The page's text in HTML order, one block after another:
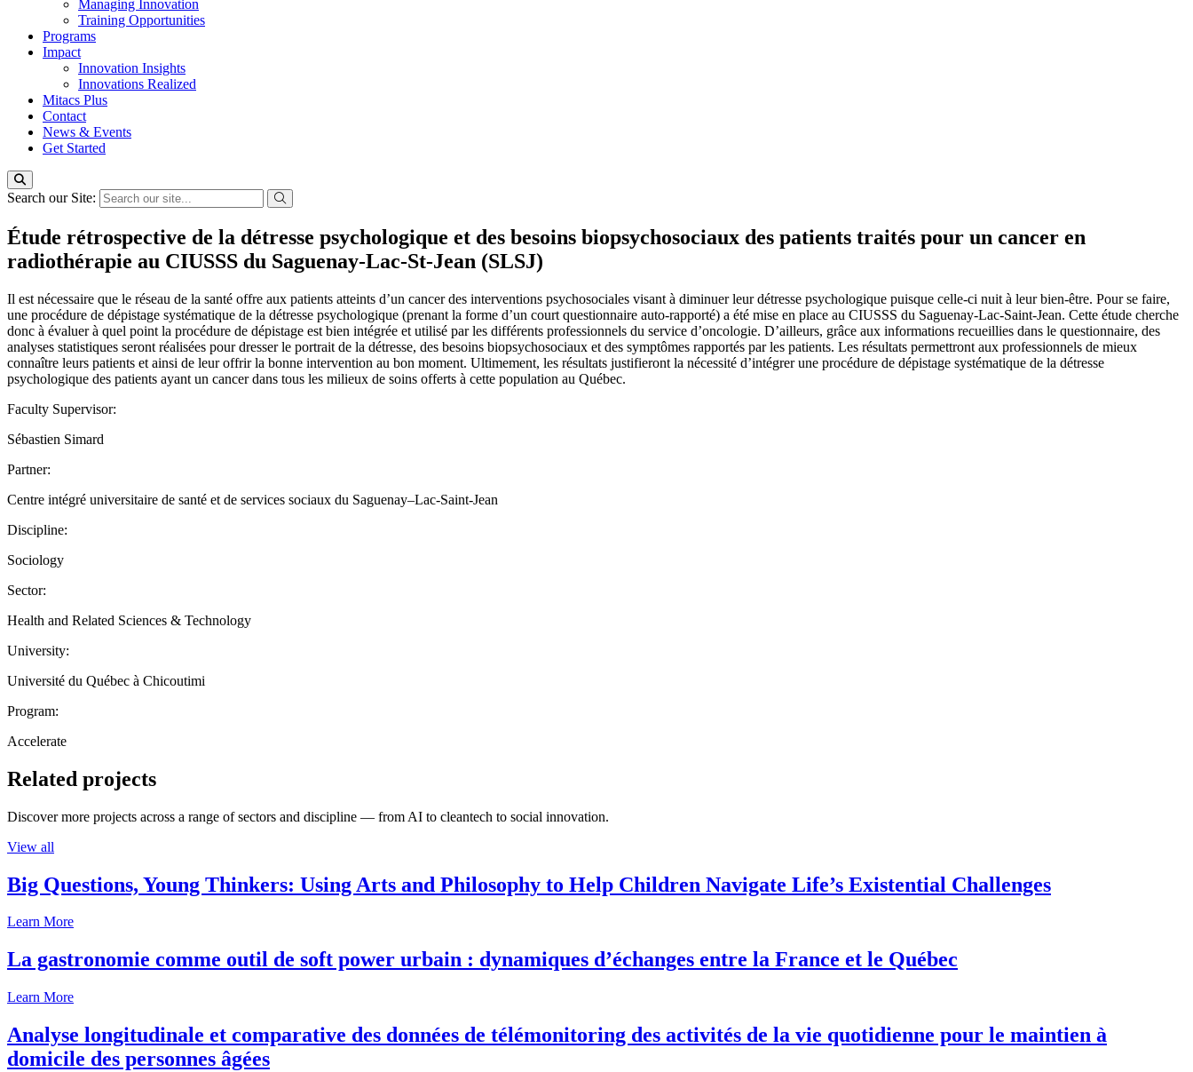
Managing Innovation
Training Opportunities
Programs
Impact
Innovation Insights
Innovations Realized
Mitacs Plus
Contact
News & Events
Get Started
Search our Site:
Étude rétrospective de la détresse psychologique et des besoins biopsychosociaux des patients traités pour un cancer en
radiothérapie au CIUSSS du Saguenay-Lac-St-Jean (SLSJ)
Il est nécessaire que le réseau de la santé offre aux patients atteints d’un cancer des interventions psychosociales visant à diminuer leur détresse psychologique puisque celle-ci nuit à leur bien-être. Pour se faire,
une procédure de dépistage systématique de la détresse psychologique (prenant la forme d’un court questionnaire auto-rapporté) a été mise en place au CIUSSS du Saguenay-Lac-Saint-Jean. Cette étude cherche
donc à évaluer à quel point la procédure de dépistage est bien intégrée et utilisé par les différents professionnels du service d’oncologie. D’ailleurs, grâce aux informations recueillies dans le questionnaire, des
analyses statistiques seront réalisées pour dresser le portrait de la détresse, des besoins biopsychosociaux et des symptômes rapportés par les patients. Les résultats permettront aux professionnels de mieux
connaître leurs patients et ainsi de leur offrir la bonne intervention au bon moment. Ultimement, les résultats justifieront la nécessité d’intégrer une procédure de dépistage systématique de la détresse
psychologique des patients ayant un cancer dans tous les milieux de soins offerts à cette population au Québec.
Faculty Supervisor:
Sébastien Simard
Partner:
Centre intégré universitaire de santé et de services sociaux du Saguenay–Lac-Saint-Jean
Discipline:
Sociology
Sector:
Health and Related Sciences & Technology
University:
Université du Québec à Chicoutimi
Program:
Accelerate
Related projects
Discover more projects across a range of sectors and discipline — from AI to cleantech to social innovation.
View all
Big Questions, Young Thinkers: Using Arts and Philosophy to Help Children Navigate Life’s Existential Challenges
Learn More
La gastronomie comme outil de soft power urbain : dynamiques d’échanges entre la France et le Québec
Learn More
Analyse longitudinale et comparative des données de télémonitoring des activités de la vie quotidienne pour le maintien à
domicile des personnes âgées